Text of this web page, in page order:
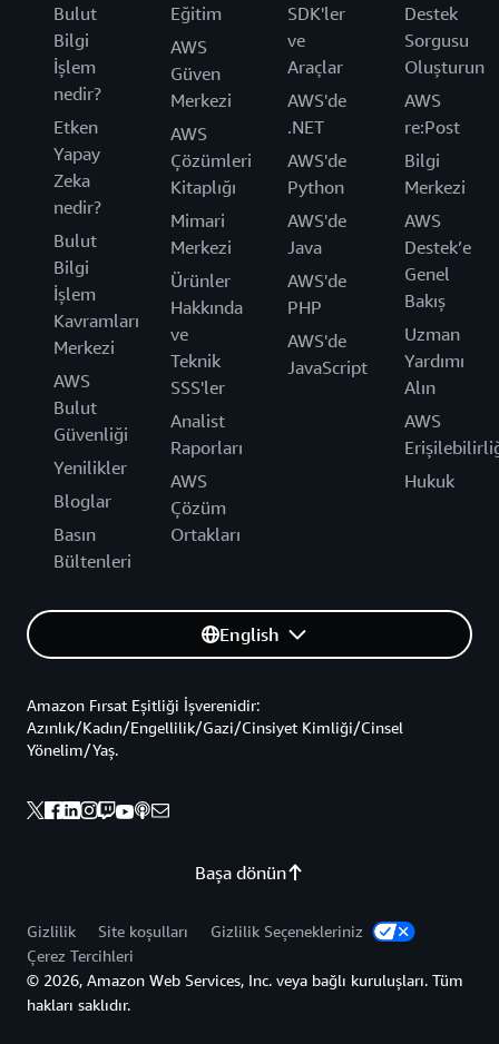
Bulut
Bilgi
İşlem
nedir?
Etken
Yapay
Zeka
nedir?
Bulut
Bilgi
İşlem
Kavramları
Merkezi
AWS
Bulut
Güvenliği
Yenilikler
Bloglar
Basın
Bültenleri
Eğitim
AWS
Güven
Merkezi
AWS
Çözümleri
Kitaplığı
Mimari
Merkezi
Ürünler
Hakkında
ve
Teknik
SSS'ler
Analist
Raporları
AWS
Çözüm
Ortakları
SDK'ler
ve
Araçlar
AWS'de
.NET
AWS'de
Python
AWS'de
Java
AWS'de
PHP
AWS'de
JavaScript
Destek
Sorgusu
Oluşturun
AWS
re:Post
Bilgi
Merkezi
AWS
Destek’e
Genel
Bakış
Uzman
Yardımı
Alın
AWS
Hukuk
English
Başa dönün
Amazon Fırsat Eşitliği İşverenidir:
Azınlık/Kadın/Engellilik/Gazi/Cinsiyet Kimliği/Cinsel
Yönelim/Yaş.
Gizlilik Site koşulları
Gizlilik Seçenekleriniz
Çerez Tercihleri
© 2026, Amazon Web Services, Inc. veya bağlı kuruluşları. Tüm
hakları saklıdır.